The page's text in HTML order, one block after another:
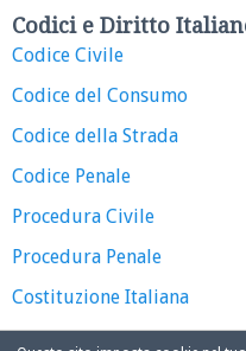
Codici e Diritto
Codice Civile
Codice del Consumo
Codice della Strada
Codice Penale
Procedura Civile
Procedura Penale
Costituzione Italiana